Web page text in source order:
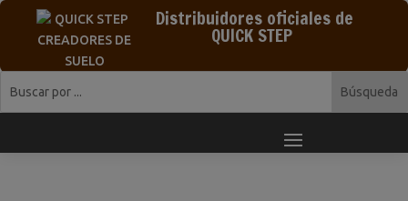
Distribuidores oficiales de
QUICK STEP